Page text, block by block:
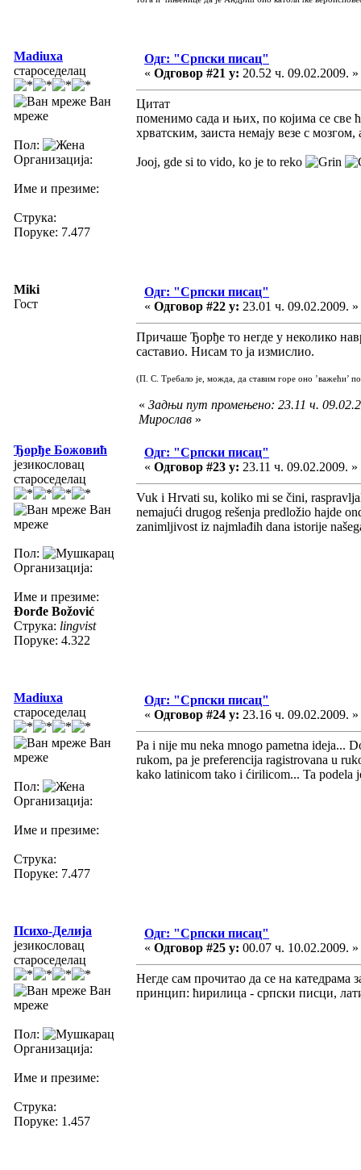
Madiuxa
староседелац
Ван
мреже
Пол:
Организација:
Име и презиме:
Струка:
Поруке: 7.477
Одг: "Српски писац"
« Одговор #21 у: 20.52 ч. 09.02.2009. »
Цитат
поменимо сада и њих, по којима се све
хрватским, заиста немају везе с
Jooj, gde si to vido, ko je to reko
Miki
Гост
Одг: "Српски писац"
« Одговор #22 у: 23.01 ч. 09.02.2009. »
Причаше Ђорђе то негде у неколико
саставио. Нисам то ја измислио.
(П. С. Требало је, можда, да ставим горе оно ’важећи’
« Задњи пут промењено: 23.11 ч.
Мирослав »
Ђорђе Божовић
језикословац
староседелац
Ван
мреже
Пол:
Организација:
Име и презиме:
Đorđe Božović
Струка: lingvist
Поруке: 4.322
Одг: "Српски писац"
« Одговор #23 у: 23.11 ч. 09.02.2009. »
Vuk i Hrvati su, koliko mi se čini,
nemajući drugog rešenja predložio hajde
zanimljivost iz najmlađih dana istorije
Madiuxa
староседелац
Ван
мреже
Пол:
Организација:
Име и презиме:
Струка:
Поруке: 7.477
Одг: "Српски писац"
« Одговор #24 у: 23.16 ч. 09.02.2009. »
Pa i nije mu neka mnogo pametna ideja...
rukom, pa je preferencija ragistrovana u
kako latinicom tako i ćirilicom... Ta podela
Психо-Делија
језикословац
староседелац
Ван
мреже
Пол:
Организација:
Име и презиме:
Струка:
Поруке: 1.457
Одг: "Српски писац"
« Одговор #25 у: 00.07 ч. 10.02.2009. »
Негде сам прочитао да се на катедрама
принцип: ћирилица - српски писци,